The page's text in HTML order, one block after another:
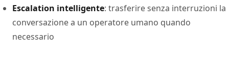
Escalation intelligente: trasferire senza interruzioni la
conversazione a un operatore umano quando
necessario